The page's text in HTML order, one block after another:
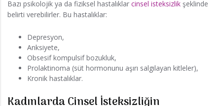
Bazı psikolojik ya da fiziksel hastalıklar cinsel isteksizlik şeklinde
belirti verebilirler. Bu hastalıklar:
Depresyon,
Anksiyete,
Obsesif kompulsif bozukluk,
Prolaktinoma (süt hormonunu aşırı salgılayan kitleler),
Kronik hastalıklar.
Kadınlarda Cinsel İsteksizliğin